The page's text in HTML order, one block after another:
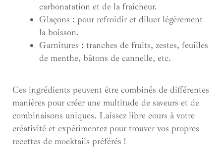
carbonatation et de la fraîcheur.
Glaçons : pour refroidir et diluer légèrement
la boisson.
Garnitures : tranches de fruits, zestes, feuilles
de menthe, bâtons de cannelle, etc.
Ces ingrédients peuvent être combinés de différentes
manières pour créer une multitude de saveurs et de
combinaisons uniques. Laissez libre cours à votre
créativité et expérimentez pour trouver vos propres
recettes de mocktails préférés !